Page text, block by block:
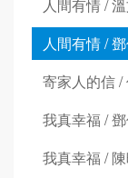
人間有情 /
人間有情 /
寄家人的信 /
我真幸福 /
我真幸福 /